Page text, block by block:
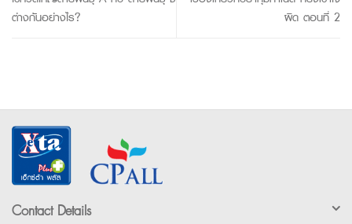
ต่างกันอย่างไร?
ผิด ตอนที่ 2
Contact Details